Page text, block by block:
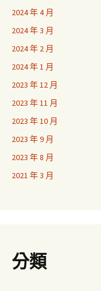
2024 年 4 月
2024 年 3 月
2024 年 2 月
2024 年 1 月
2023 年 12 月
2023 年 11 月
2023 年 10 月
2023 年 9 月
2023 年 8 月
2021 年 3 月
分類